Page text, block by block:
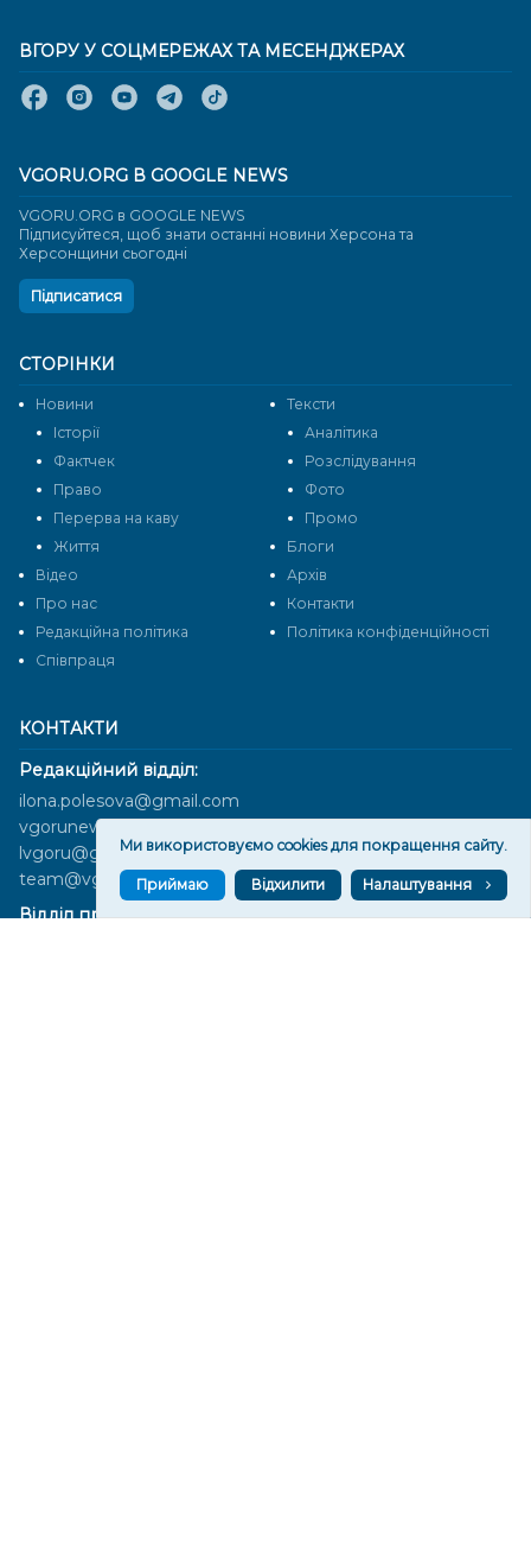
КОНТАКТИ
Редакційний відділ:
ilona.polesova@gmail.com
vgorunews@gmail.com
lvgoru@gmail.com
team@vgoru.org
Відділ продажів:
СТОРІНКИ
Новини
Тексти
Історії
Аналітика
Фактчек
Розслідування
Право
Фото
Перерва на каву
Промо
Життя
Блоги
Відео
Архів
Про нас
Контакти
Редакційна політика
Політика конфіденційності
Cпівпраця
ВГОРУ У СОЦМЕРЕЖАХ ТА МЕСЕНДЖЕРАХ
VGORU.ORG В GOOGLE NEWS
VGORU.ORG в GOOGLE NEWS
Підписуйтеся, щоб знати останні новини Херсона та
Херсонщини сьогодні
Підписатися
Ми використовуємо cookies для покращення сайту.
Приймаю Відхилити Налаштування